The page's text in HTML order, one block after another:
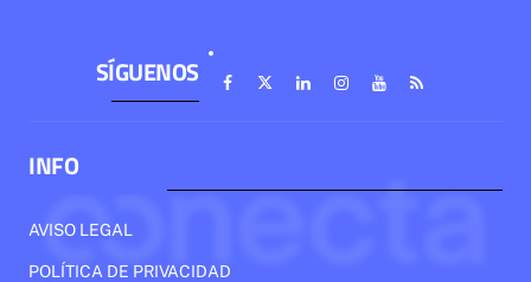
SÍGUENOS
INFO
AVISO LEGAL
POLÍTICA DE PRIVACIDAD